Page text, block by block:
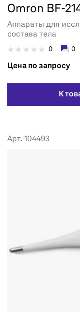
Omron BF-
Аппараты для
состава тела
0 0
Цена по запросу
К
Арт. 104493